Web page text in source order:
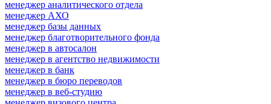
менеджер аналитического отдела
менеджер АХО
менеджер базы данных
менеджер благотворительного фонда
менеджер в автосалон
менеджер в агентство недвижимости
менеджер в банк
менеджер в бюро переводов
менеджер в веб-студию